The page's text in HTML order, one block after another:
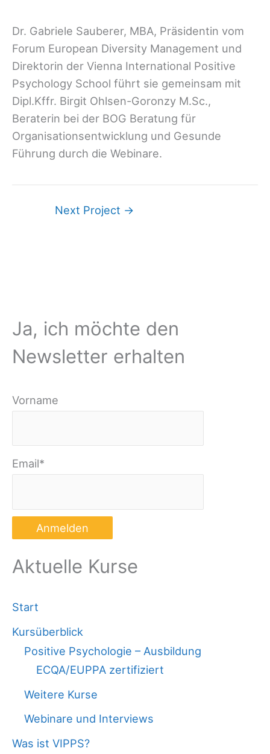
Dr. Gabriele Sauberer, MBA, Präsidentin vom
Forum European Diversity Management und
Direktorin der Vienna International Positive
Psychology School führt sie gemeinsam mit
Dipl.Kffr. Birgit Ohlsen-Goronzy M.Sc.,
Beraterin bei der BOG Beratung für
Organisationsentwicklung und Gesunde
Führung durch die Webinare.
Next Project →
Ja, ich möchte den
Newsletter erhalten
Vorname
Email*
Aktuelle Kurse
Start
Kursüberblick
Positive Psychologie – Ausbildung
ECQA/EUPPA zertifiziert
Weitere Kurse
Webinare und Interviews
Was ist VIPPS?